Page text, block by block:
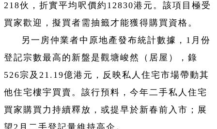
218伙，折實平均呎價約12830港元。該項目極受
買家歡迎，擬買者需抽籤才能獲得購買資格。
另一房仲業者中原地產發布統計數據，1月份
登記宗數最高的新盤是觀塘峻然（居屋），錄
526宗及21.19億港元，反映私人住宅市場帶動其
他住宅樓宇買賣。該行預料，今年二手私人住宅
買家購買力持續釋放，或提早於新春前入市；展